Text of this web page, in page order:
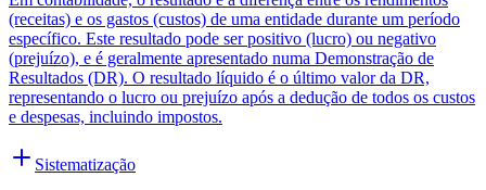
(receitas) e os gastos (custos) de uma entidade durante um período
específico. Este resultado pode ser positivo (lucro) ou negativo
(prejuízo), e é geralmente apresentado numa Demonstração de
Resultados (DR). O resultado líquido é o último valor da DR,
representando o lucro ou prejuízo após a dedução de todos os custos
e despesas, incluindo impostos.
Sistematização